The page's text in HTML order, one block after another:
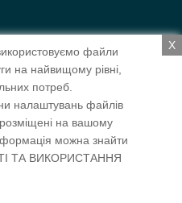
All Rights
eTom.pl
файли
на найвищому рівні,
потреб.
налаштувань файлів
на вашому
можна знайти
ТА ВИКОРИСТАННЯ
X